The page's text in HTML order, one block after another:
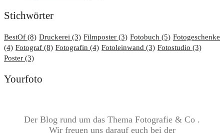
Stichwörter
BestOf (8) Druckerei (3) Filmposter (3) Fotobuch (5) Fotogeschenke
(4) Fotograf (8) Fotografin (4) Fotoleinwand (3) Fotostudio (3)
Poster (3)
Yourfoto
Der Blog rund um das Thema Fotografie & Co .
Wir freuen uns darauf euch bei der